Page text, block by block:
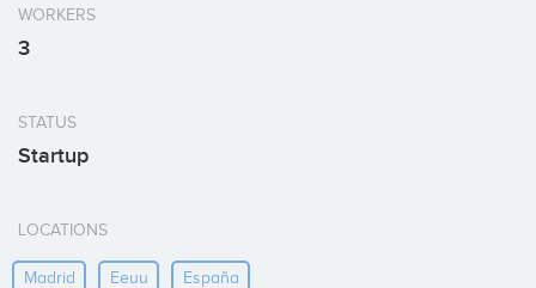
WORKERS
3
STATUS
Startup
LOCATIONS
Madrid Eeuu España